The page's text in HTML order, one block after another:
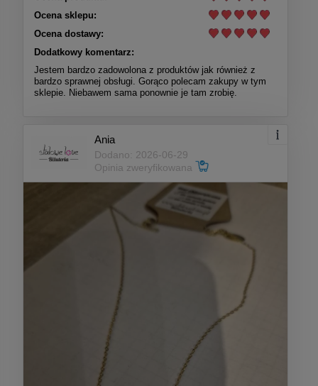
Ocena sklepu:
Ocena dostawy:
Dodatkowy komentarz:
Jestem bardzo zadowolona z produktów jak również z
bardzo sprawnej obsługi. Gorąco polecam zakupy w tym
sklepie. Niebawem sama ponownie je tam zrobię.
Ania
Dodano: 2026-06-29
Opinia zweryfikowana